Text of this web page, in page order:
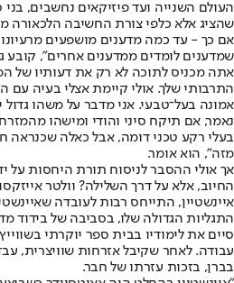
העולם השנייה ועד פיזיקאים נחשבים,
שהציג אלא כלפי צורת החשיבה הלכאורה
אם כך - עד כמה מדענים מושפעים
שמדענים לומדים ממדענים אחרים", קובע
אתה מכניס לתוכה לא רק את דעותיו של
התרבותי שלך. אולי קיימת אצלי בעיה עם
אמונה בעל־טבעי. אני מדבר על משהו
נאמר, אם תיקח סיני והודי ומישהו
בעלי רקע טכני דומה, אבל כאלה שכנראה
מזה", הוא אומר.
אך אולי ההסבר לניסוח תורת היחסות על
החיוב, אלא על דרך השלילה? וולטר
התגליות הגדולה שלו, בסביבה של בידוד
סיים את לימודיו בבית ספר יוקרתי
עבודה. לאחר שקיבל אזרחות שוויצרית,
בברן, בזכות עזרתו של חבר.